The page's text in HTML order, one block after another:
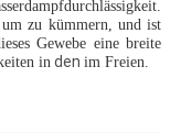
zu kümmern, und ist
Gewebe eine breite
inden im Freien.